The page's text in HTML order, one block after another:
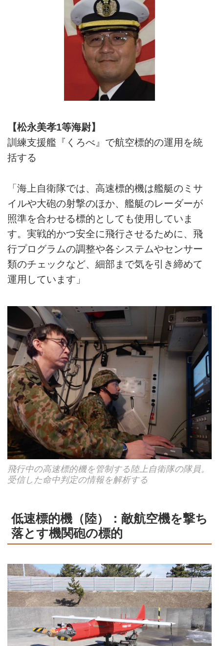
【松永美孝1等海尉】
訓練支援艦『くろべ』で航空標的の運用を統
括する
「海上自衛隊では、高速標的機は艦艇のミサ
イルや大砲の射撃のほか、艦艇のレーダーが
照準を合わせる標的としても使用していま
す。実戦的かつ安全に飛行させるために、飛
行プログラムの調整や各システムやセンサー
類のチェックなど、細部まで気を引き締めて
運用しています」
飛行中の高速標的機を管制する陸上自衛隊の隊員。
受信した命中判定の情報を解析する
低速標的機（陸）：敵航空機を撃ち
落とす機関砲の標的